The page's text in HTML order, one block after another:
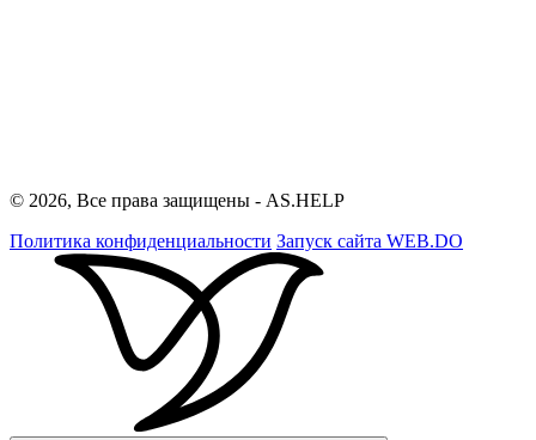
© 2026, Все права защищены - AS.HELP
Политика конфиденциальности Запуск сайта WEB.DO